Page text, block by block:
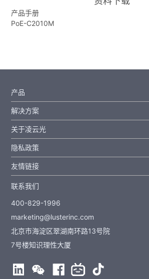
产品手册
PoE-C2010M
产品
解决方案
关于凌云光
隐私政策
友情链接
联系我们
400-829-1996
marketing@lusterinc.com
北京市海淀区翠湖南环路13号院
7号楼知识理性大厦